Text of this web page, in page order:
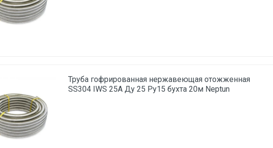
Труба гофрированная нержавеющая отожженная
SS304 IWS 25A Ду 25 Ру15 бухта 20м Neptun